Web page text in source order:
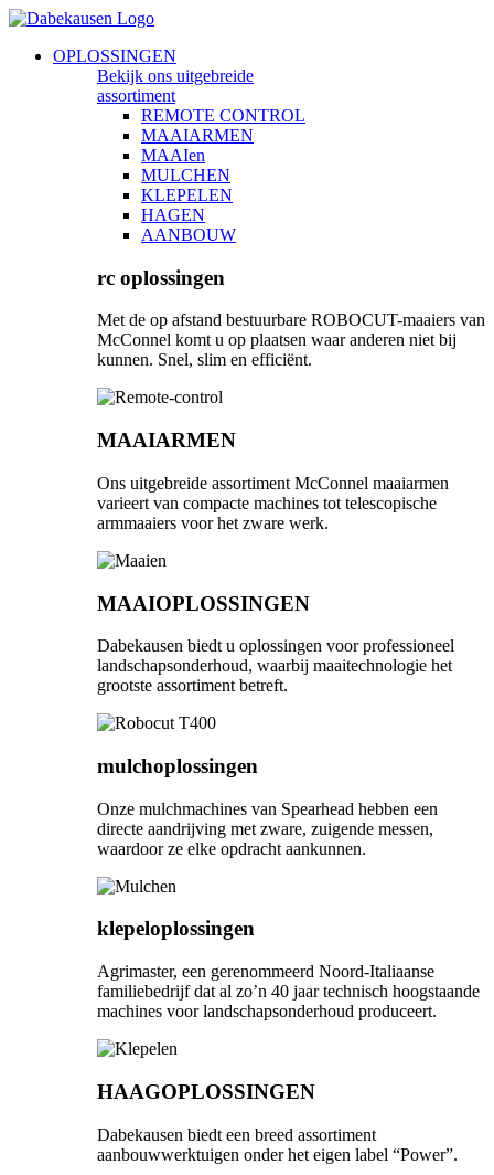
Ga
Main
OPLOSSINGEN
Bekijk ons uitgebreide
assortiment
REMOTE CONTROL
MAAIARMEN
MAAIen
MULCHEN
KLEPELEN
HAGEN
AANBOUW
rc oplossingen
Met de op afstand bestuurbare ROBOCUT-maaiers van
McConnel komt u op plaatsen waar anderen niet bij
kunnen. Snel, slim en efficiënt.
MAAIARMEN
Ons uitgebreide assortiment McConnel maaiarmen
varieert van compacte machines tot telescopische
armmaaiers voor het zware werk.
MAAIOPLOSSINGEN
Dabekausen biedt u oplossingen voor professioneel
landschapsonderhoud, waarbij maaitechnologie het
grootste assortiment betreft.
mulchoplossingen
Onze mulchmachines van Spearhead hebben een
directe aandrijving met zware, zuigende messen,
waardoor ze elke opdracht aankunnen.
klepeloplossingen
Agrimaster, een gerenommeerd Noord-Italiaanse
familiebedrijf dat al zo’n 40 jaar technisch hoogstaande
machines voor landschapsonderhoud produceert.
HAAGOPLOSSINGEN
Dabekausen biedt een breed assortiment
aanbouwwerktuigen onder het eigen label “Power”.